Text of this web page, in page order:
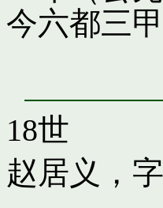
今六都三
18世
赵居义，